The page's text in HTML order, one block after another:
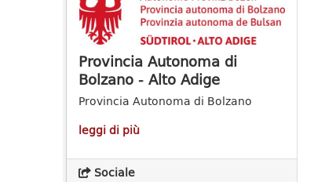
Provincia Autonoma di
Bolzano - Alto Adige
Provincia Autonoma di Bolzano
leggi di più
Sociale